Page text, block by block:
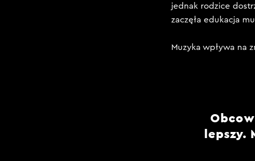
jednak rodzice
zaczęła edukacja
Muzyka wpływa na
lepszy.